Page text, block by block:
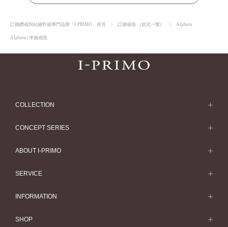
訂婚鑽戒與結婚對戒專門品牌「I-PRIMO」首頁 訂婚戒指 ［款式一覽］ Alphera
Alphera | 求婚戒指
COLLECTION
結婚套戒
結婚套戒一覽
CONCEPT SERIES
HATSUSORA
ABOUT I-PRIMO
SERVICE
INFORMATION
SHOP